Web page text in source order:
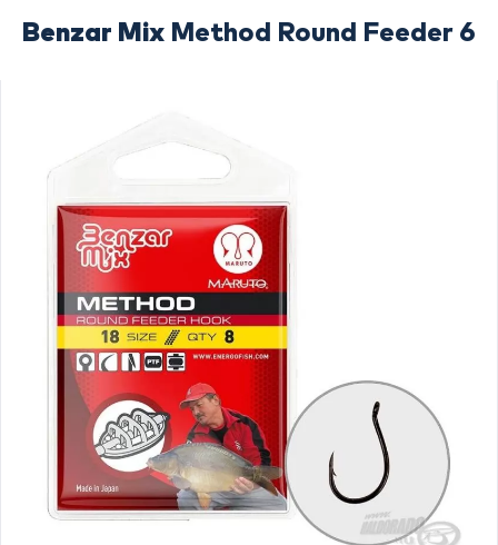
Benzar Mix Method Round Feeder 6